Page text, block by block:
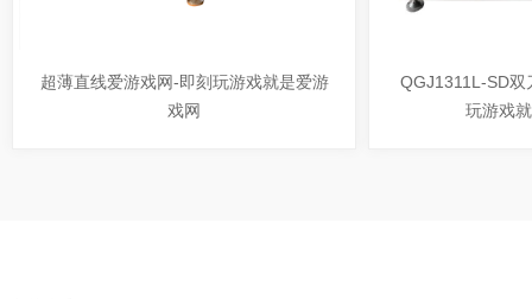
超薄直线爱游戏网-即刻玩游戏就是爱游
戏网
QGJ1311L-SD双
玩游戏